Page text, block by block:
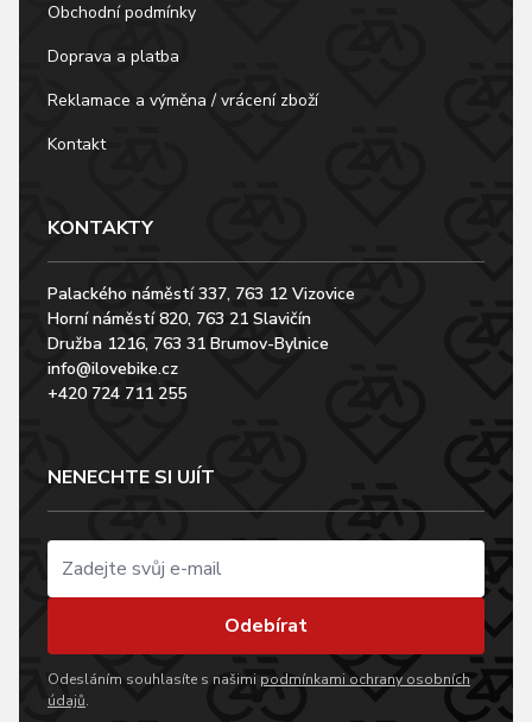
Obchodní podmínky
Doprava a platba
Reklamace a výměna / vrácení zboží
Kontakt
KONTAKTY
Palackého náměstí 337, 763 12 Vizovice
Horní náměstí 820, 763 21 Slavičín
Družba 1216, 763 31 Brumov-Bylnice
info@ilovebike.cz
+420 724 711 255
NENECHTE SI UJÍT
Odebírat
Odesláním souhlasíte s našimi podmínkami ochrany osobních
údajů.